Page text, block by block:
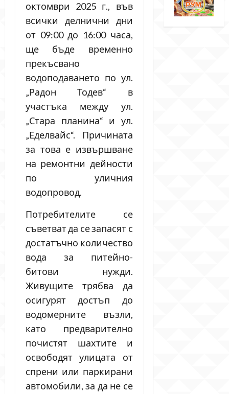
октомври 2025 г., във
всички делнични дни
от 09:00 до 16:00 часа,
ще бъде временно
прекъсвано
водоподаването по ул.
„Радон Тодев“ в
участъка между ул.
„Стара планина“ и ул.
„Еделвайс“. Причината
за това е извършване
на ремонтни дейности
по уличния
водопровод.
Потребителите се
съветват да се запасят с
достатъчно количество
вода за питейно-
битови нужди.
Живущите трябва да
осигурят достъп до
водомерните възли,
като предварително
почистят шахтите и
освободят улицата от
спрени или паркирани
автомобили, за да не се